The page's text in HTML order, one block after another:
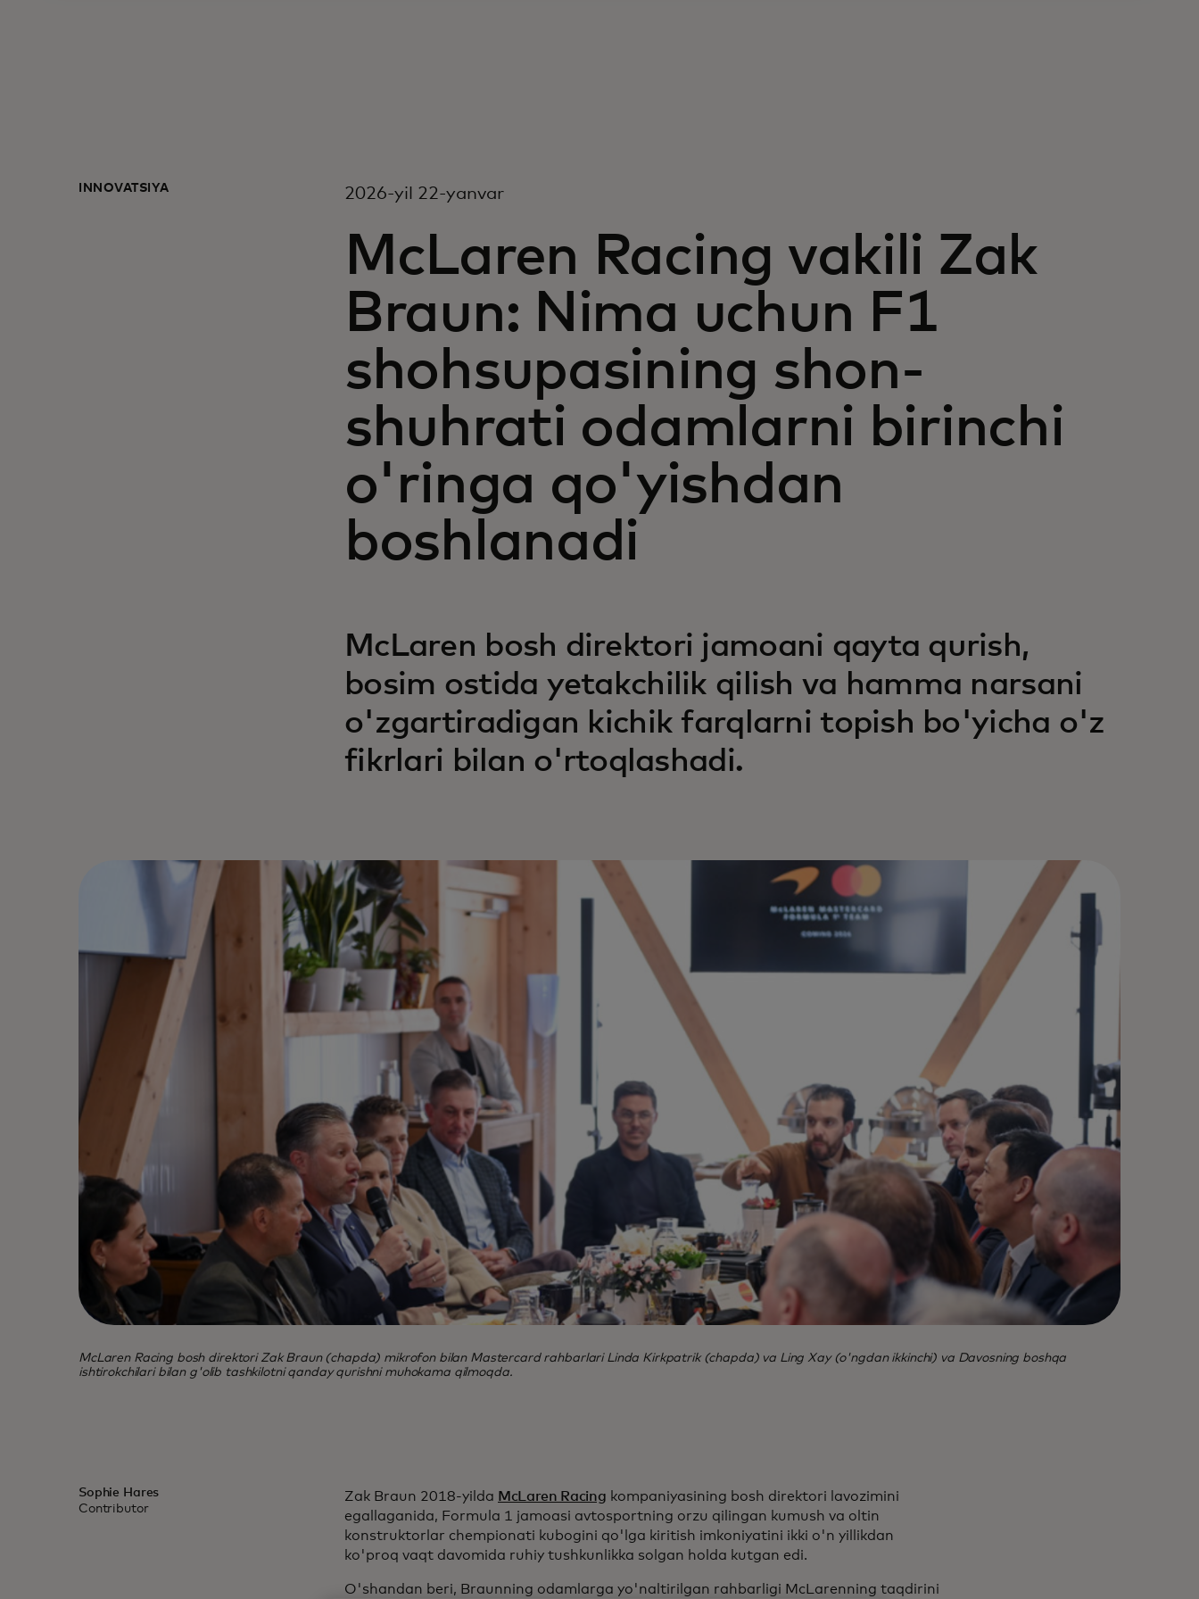
INNOVATSIYA 2026-yil 22-yanvar
McLaren Racing vakili Zak
Braun: Nima uchun F1
shohsupasining shon-
shuhrati odamlarni birinchi
o'ringa qo'yishdan
boshlanadi
McLaren bosh direktori jamoani qayta qurish,
bosim ostida yetakchilik qilish va hamma narsani
o'zgartiradigan kichik farqlarni topish bo'yicha o'z
fikrlari bilan o'rtoqlashadi.
McLaren Racing bosh direktori Zak Braun (chapda) mikrofon bilan Mastercard rahbarlari Linda Kirkpatrik (chapda) va Ling Xay (o'ngdan ikkinchi) va Davosning boshqa
ishtirokchilari bilan g'olib tashkilotni qanday qurishni muhokama qilmoqda.
Sophie Hares
Contributor
Zak Braun 2018-yilda McLaren Racing kompaniyasining bosh direktori lavozimini
egallaganida, Formula 1 jamoasi avtosportning orzu qilingan kumush va oltin
konstruktorlar chempionati kubogini qo'lga kiritish imkoniyatini ikki o'n yillikdan
ko'proq vaqt davomida ruhiy tushkunlikka solgan holda kutgan edi.
O'shandan beri, Braunning odamlarga yo'naltirilgan rahbarligi McLarenning taqdirini